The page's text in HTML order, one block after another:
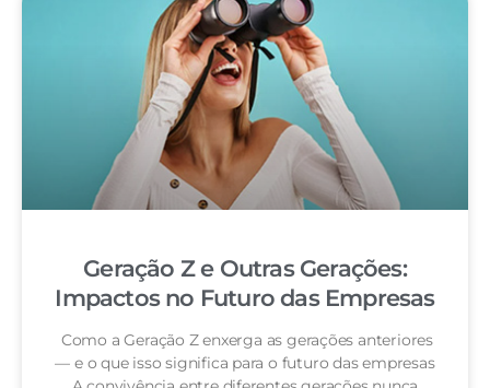
Geração Z e Outras Gerações:
Impactos no Futuro das Empresas
Como a Geração Z enxerga as gerações anteriores
— e o que isso significa para o futuro das empresas